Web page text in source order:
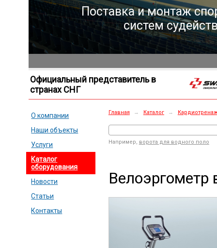
Поставка и монтаж
систем
Официальный представитель в
странах СНГ
О компании
Наши объекты
Услуги
Каталог
оборудования
Новости
Статьи
Контакты
Главная → Каталог →
Например, ворота для водного поло
Велоэргометр